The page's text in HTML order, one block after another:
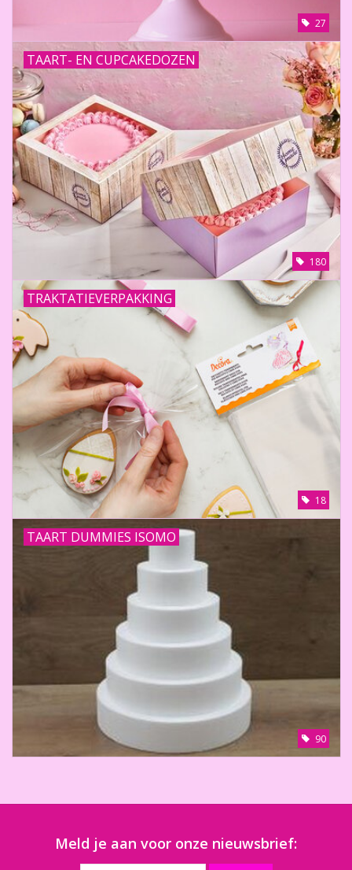
27
TAART- EN CUPCAKEDOZEN
180
TRAKTATIEVERPAKKING
18
TAART DUMMIES ISOMO
90
Meld je aan voor onze nieuwsbrief: